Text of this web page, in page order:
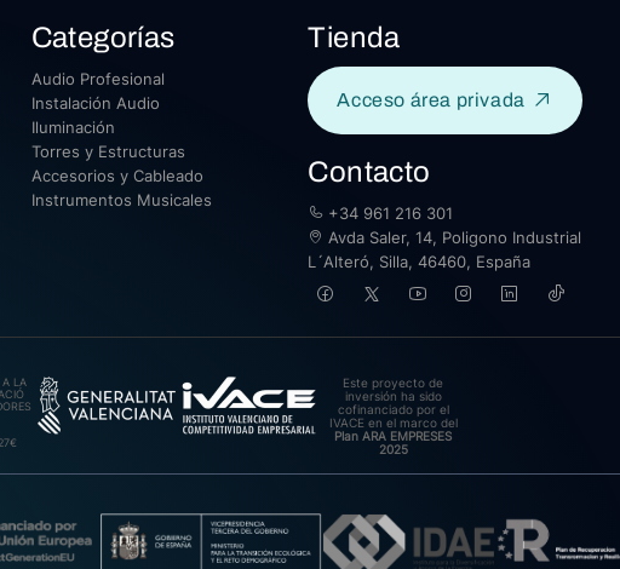
Categorías
Audio Profesional
Instalación Audio
Iluminación
Torres y Estructuras
Accesorios y Cableado
Instrumentos Musicales
Tienda
Acceso área privada
Contacto
+34 961 216 301
Avda Saler, 14, Poligono Industrial
L´Alteró, Silla, 46460, España
A LA
Este proyecto de
inversión ha sido
cofinanciado por el
IVACE en el marco del
Plan ARA EMPRESES
2025